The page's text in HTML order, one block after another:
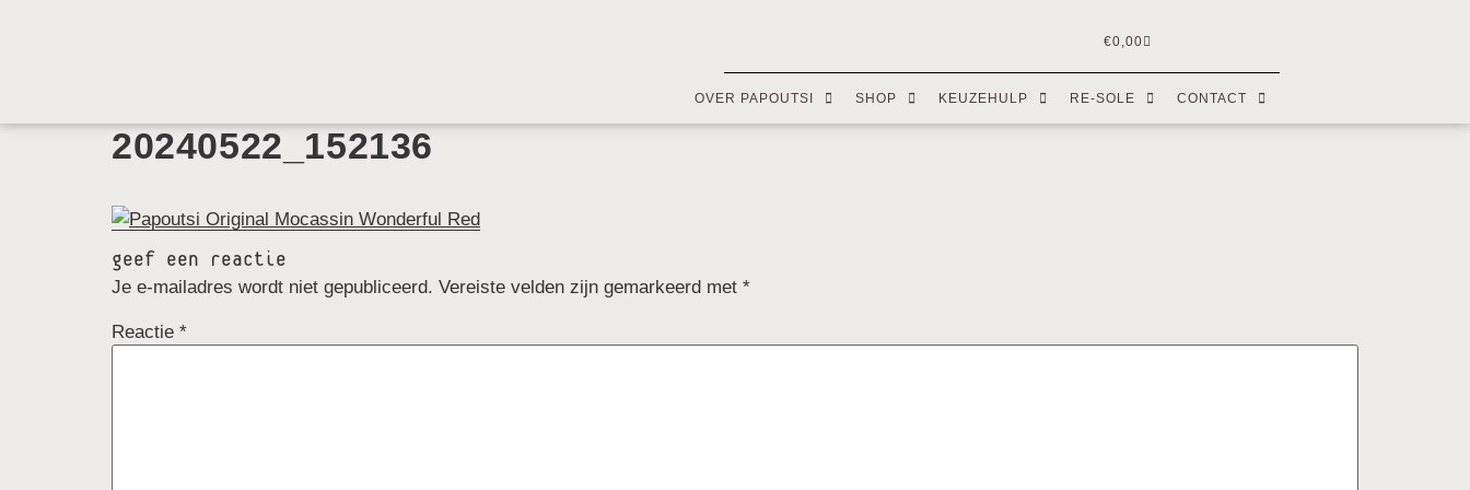
€0,00
OVER PAPOUTSI SHOP KEUZEHULP RE-SOLE CONTACT
20240522_152136
geef een reactie
Je e-mailadres wordt niet gepubliceerd. Vereiste velden zijn gemarkeerd met *
Reactie *